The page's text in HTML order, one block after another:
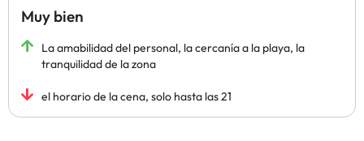
Muy bien
La amabilidad del personal, la cercanía a la playa, la
tranquilidad de la zona
el horario de la cena, solo hasta las 21